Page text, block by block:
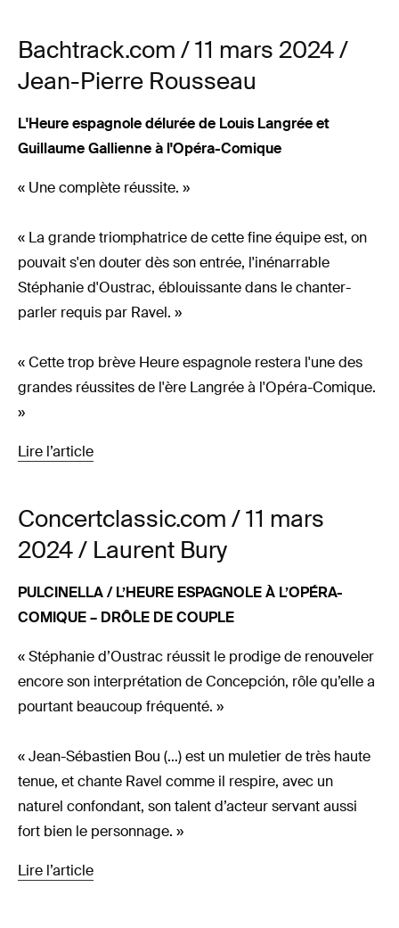
Bachtrack.com / 11 mars 2024 /
Jean-Pierre Rousseau
L'Heure espagnole délurée de Louis Langrée et
Guillaume Gallienne à l'Opéra-Comique
« Une complète réussite. »
« La grande triomphatrice de cette fine équipe est, on
pouvait s'en douter dès son entrée, l'inénarrable
Stéphanie d'Oustrac, éblouissante dans le chanter-
parler requis par Ravel. »
« Cette trop brève Heure espagnole restera l'une des
grandes réussites de l'ère Langrée à l'Opéra-Comique.
»
Lire l’article
Concertclassic.com / 11 mars
2024 / Laurent Bury
PULCINELLA / L’HEURE ESPAGNOLE À L’OPÉRA-
COMIQUE – DRÔLE DE COUPLE
« Stéphanie d’Oustrac réussit le prodige de renouveler
encore son interprétation de Concepción, rôle qu’elle a
pourtant beaucoup fréquenté. »
« Jean-Sébastien Bou (…) est un muletier de très haute
tenue, et chante Ravel comme il respire, avec un
naturel confondant, son talent d’acteur servant aussi
fort bien le personnage. »
Lire l’article